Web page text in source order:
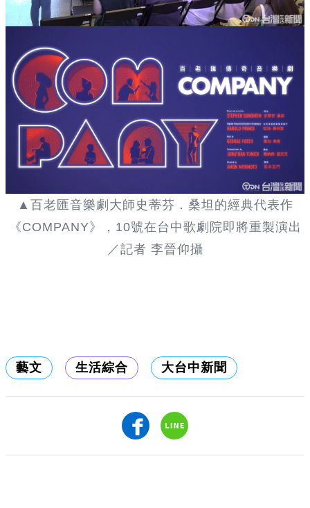
▲百老匯音樂劇大師史蒂芬．桑坦的經典代表作
《COMPANY》，10號在台中歌劇院即將重製演出
／記者 李晉仰攝
藝文 生活綜合 大台中新聞